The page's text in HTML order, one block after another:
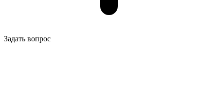
Задать вопрос